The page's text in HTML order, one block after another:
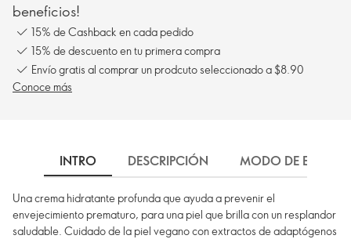
beneficios!
15% de Cashback en cada pedido
15% de descuento en tu primera compra
Envío gratis al comprar un prodcuto seleccionado a $8.90
Conoce más
INTRO DESCRIPCIÓN MODO DE EMPLEO
Una crema hidratante profunda que ayuda a prevenir el
envejecimiento prematuro, para una piel que brilla con un resplandor
saludable. Cuidado de la piel vegano con extractos de adaptógenos